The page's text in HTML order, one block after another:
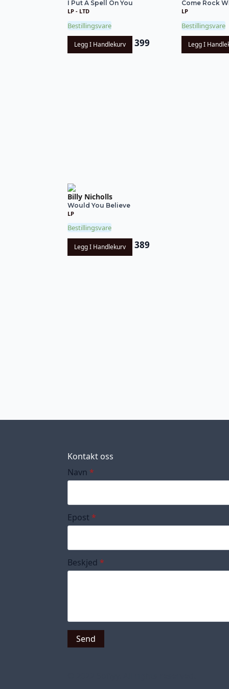
I Put A Spell On You
LP - LTD
Bestillingsvare
Legg I Handlekurv 399
Come Rock
LP
Bestillingsvare
Legg I
Billy Nicholls
Would You Believe
LP
Bestillingsvare
Legg I Handlekurv 389
Kontakt oss
Navn *
Epost *
Beskjed *
Send